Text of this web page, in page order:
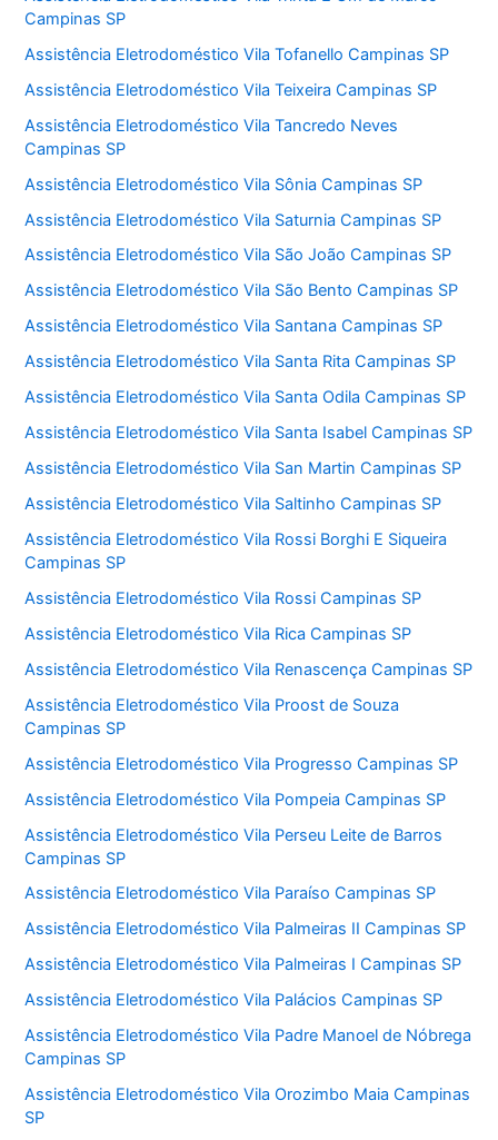
Campinas SP
Assistência Eletrodoméstico Vila Tofanello Campinas SP
Assistência Eletrodoméstico Vila Teixeira Campinas SP
Assistência Eletrodoméstico Vila Tancredo Neves
Campinas SP
Assistência Eletrodoméstico Vila Sônia Campinas SP
Assistência Eletrodoméstico Vila Saturnia Campinas SP
Assistência Eletrodoméstico Vila São João Campinas SP
Assistência Eletrodoméstico Vila São Bento Campinas SP
Assistência Eletrodoméstico Vila Santana Campinas SP
Assistência Eletrodoméstico Vila Santa Rita Campinas SP
Assistência Eletrodoméstico Vila Santa Odila Campinas SP
Assistência Eletrodoméstico Vila Santa Isabel Campinas SP
Assistência Eletrodoméstico Vila San Martin Campinas SP
Assistência Eletrodoméstico Vila Saltinho Campinas SP
Assistência Eletrodoméstico Vila Rossi Borghi E Siqueira
Campinas SP
Assistência Eletrodoméstico Vila Rossi Campinas SP
Assistência Eletrodoméstico Vila Rica Campinas SP
Assistência Eletrodoméstico Vila Renascença Campinas SP
Assistência Eletrodoméstico Vila Proost de Souza
Campinas SP
Assistência Eletrodoméstico Vila Progresso Campinas SP
Assistência Eletrodoméstico Vila Pompeia Campinas SP
Assistência Eletrodoméstico Vila Perseu Leite de Barros
Campinas SP
Assistência Eletrodoméstico Vila Paraíso Campinas SP
Assistência Eletrodoméstico Vila Palmeiras II Campinas SP
Assistência Eletrodoméstico Vila Palmeiras I Campinas SP
Assistência Eletrodoméstico Vila Palácios Campinas SP
Assistência Eletrodoméstico Vila Padre Manoel de Nóbrega
Campinas SP
Assistência Eletrodoméstico Vila Orozimbo Maia Campinas
SP